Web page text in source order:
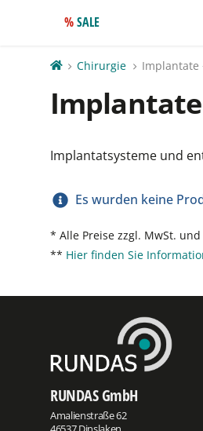
SALE
Chirurgie Implantate
Implantatsysteme und
Es wurden keine
* Alle Preise zzgl. MwSt. und
** Hier finden Sie
RUNDAS GmbH
Amalienstraße 62